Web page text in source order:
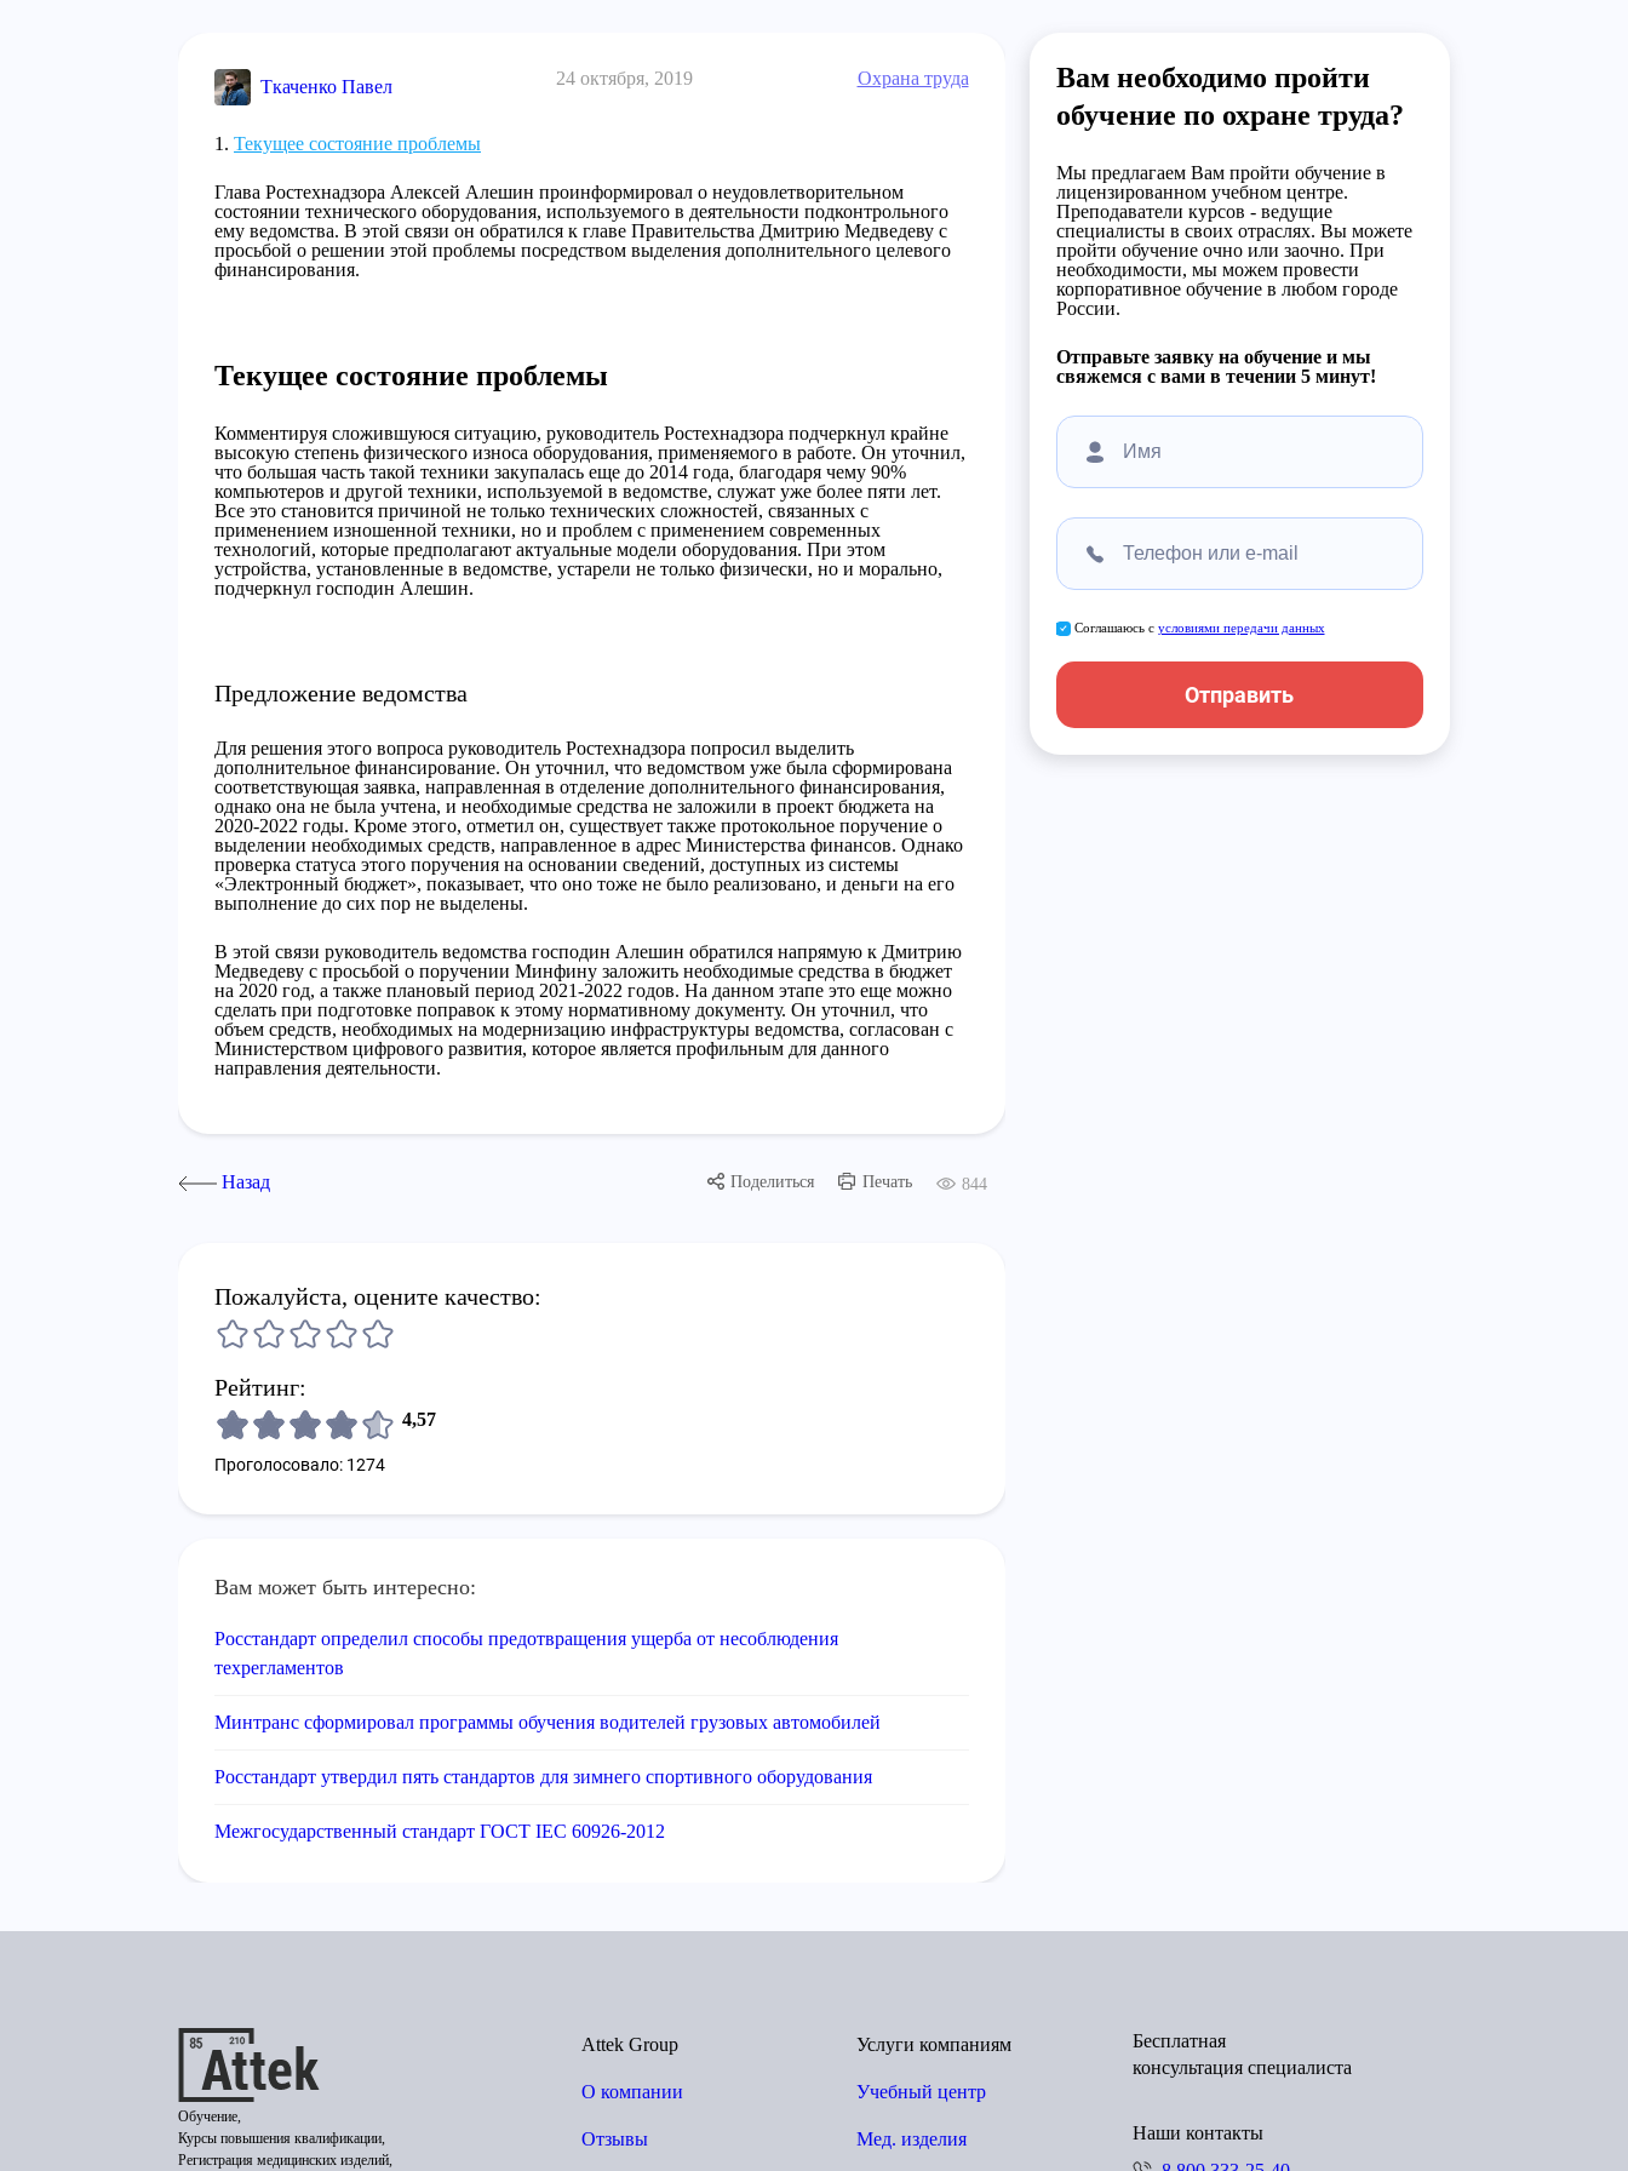
Ткаченко Павел 24 октября, 2019 Охрана труда
Текущее состояние проблемы
Глава Ростехнадзора Алексей Алешин проинформировал о неудовлетворительном
состоянии технического оборудования, используемого в деятельности подконтрольного
ему ведомства. В этой связи он обратился к главе Правительства Дмитрию Медведеву с
просьбой о решении этой проблемы посредством выделения дополнительного целевого
финансирования.
Текущее состояние проблемы
Комментируя сложившуюся ситуацию, руководитель Ростехнадзора подчеркнул крайне
высокую степень физического износа оборудования, применяемого в работе. Он уточнил,
что большая часть такой техники закупалась еще до 2014 года, благодаря чему 90%
компьютеров и другой техники, используемой в ведомстве, служат уже более пяти лет.
Все это становится причиной не только технических сложностей, связанных с
применением изношенной техники, но и проблем с применением современных
технологий, которые предполагают актуальные модели оборудования. При этом
устройства, установленные в ведомстве, устарели не только физически, но и морально,
подчеркнул господин Алешин.
Предложение ведомства
Для решения этого вопроса руководитель Ростехнадзора попросил выделить
дополнительное финансирование. Он уточнил, что ведомством уже была сформирована
соответствующая заявка, направленная в отделение дополнительного финансирования,
однако она не была учтена, и необходимые средства не заложили в проект бюджета на
2020-2022 годы. Кроме этого, отметил он, существует также протокольное поручение о
выделении необходимых средств, направленное в адрес Министерства финансов. Однако
проверка статуса этого поручения на основании сведений, доступных из системы
«Электронный бюджет», показывает, что оно тоже не было реализовано, и деньги на его
выполнение до сих пор не выделены.
В этой связи руководитель ведомства господин Алешин обратился напрямую к Дмитрию
Медведеву с просьбой о поручении Минфину заложить необходимые средства в бюджет
на 2020 год, а также плановый период 2021-2022 годов. На данном этапе это еще можно
сделать при подготовке поправок к этому нормативному документу. Он уточнил, что
объем средств, необходимых на модернизацию инфраструктуры ведомства, согласован с
Министерством цифрового развития, которое является профильным для данного
направления деятельности.
Назад Поделиться Печать 844
Пожалуйста, оцените качество:
Рейтинг:
4,57
Проголосовало: 1274
Вам может быть интересно:
Росстандарт определил способы предотвращения ущерба от несоблюдения
техрегламентов
Минтранс сформировал программы обучения водителей грузовых автомобилей
Росстандарт утвердил пять стандартов для зимнего спортивного оборудования
Межгосударственный стандарт ГОСТ IEC 60926-2012
Вам необходимо пройти
обучение по охране труда?
Мы предлагаем Вам пройти обучение в
лицензированном учебном центре.
Преподаватели курсов - ведущие
специалисты в своих отраслях. Вы можете
пройти обучение очно или заочно. При
необходимости, мы можем провести
корпоративное обучение в любом городе
России.
Отправьте заявку на обучение и мы
свяжемся с вами в течении 5 минут!
Соглашаюсь с условиями передачи данных
Отправить
Обучение,
Курсы повышения квалификации,
Регистрация медицинских изделий,
Attek Group
О компании
Отзывы
Услуги компаниям
Учебный центр
Мед. изделия
Бесплатная
консультация специалиста
Наши контакты